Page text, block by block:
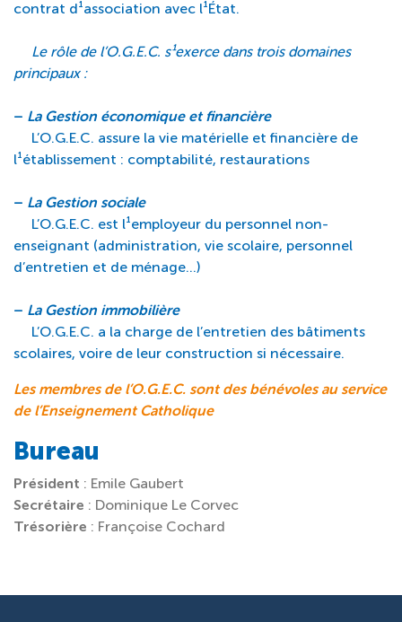
contrat d¹association avec l¹État.
Le rôle de l’O.G.E.C. s¹exerce dans trois domaines
principaux :
– La Gestion économique et financière
L’O.G.E.C. assure la vie matérielle et financière de
l¹établissement : comptabilité, restaurations
– La Gestion sociale
L’O.G.E.C. est l¹employeur du personnel non-
enseignant (administration, vie scolaire, personnel
d’entretien et de ménage…)
– La Gestion immobilière
L’O.G.E.C. a la charge de l’entretien des bâtiments
scolaires, voire de leur construction si nécessaire.
Les membres de l’O.G.E.C. sont des bénévoles au service
de l’Enseignement Catholique
Bureau
Président : Emile Gaubert
Secrétaire : Dominique Le Corvec
Trésorière : Françoise Cochard